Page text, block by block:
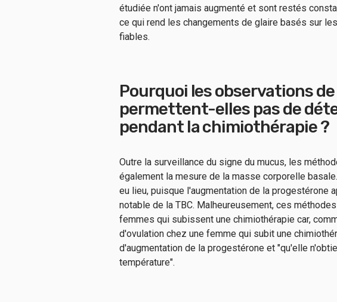
étudiée n'ont jamais augmenté et sont restés
ce qui rend les changements de glaire basés sur
fiables.
Pourquoi les observations
permettent-elles pas de
pendant la chimiothérapie ?
Outre la surveillance du signe du mucus, les
également la mesure de la masse corporelle basale.
eu lieu, puisque l'augmentation de la progestérone
notable de la TBC. Malheureusement, ces
femmes qui subissent une chimiothérapie car,
d'ovulation chez une femme qui subit une
d'augmentation de la progestérone et "qu'elle
température".